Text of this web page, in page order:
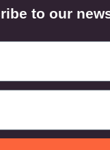
to our